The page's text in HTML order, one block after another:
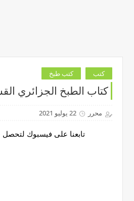
كتب كتب طبخ
كتاب الطبخ الجزائري
محرر 22 يوليو 2021
تابعنا على فيسبوك